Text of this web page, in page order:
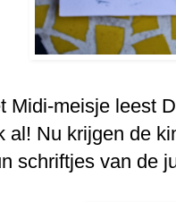
Midi-meisje leest
al! Nu krijgen de
schriftjes van de